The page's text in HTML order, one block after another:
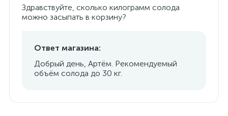
Здравствуйте, сколько килограмм солода
можно засыпать в корзину?
Ответ магазина:
Добрый день, Артём. Рекомендуемый
объём солода до 30 кг.